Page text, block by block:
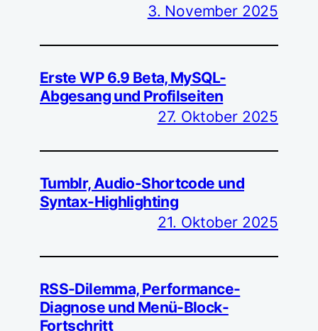
3. November 2025
Erste WP 6.9 Beta, MySQL-
Abgesang und Profilseiten
27. Oktober 2025
Tumblr, Audio-Shortcode und
Syntax-Highlighting
21. Oktober 2025
RSS-Dilemma, Performance-
Diagnose und Menü-Block-
Fortschritt